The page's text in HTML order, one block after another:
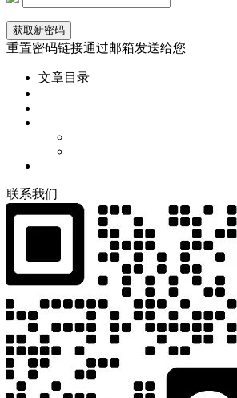
重置密码链接通过邮箱发送给您
文章目录
联系我们